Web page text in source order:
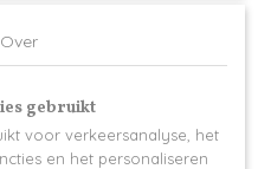
Over
gebruikt
voor verkeersanalyse, het
en het personaliseren